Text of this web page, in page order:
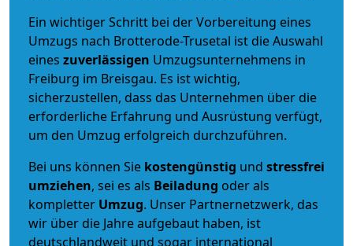
Ein wichtiger Schritt bei der Vorbereitung eines
Umzugs nach Brotterode-Trusetal ist die Auswahl
eines zuverlässigen Umzugsunternehmens in
Freiburg im Breisgau. Es ist wichtig,
sicherzustellen, dass das Unternehmen über die
erforderliche Erfahrung und Ausrüstung verfügt,
um den Umzug erfolgreich durchzuführen.
Bei uns können Sie kostengünstig und stressfrei
umziehen, sei es als Beiladung oder als
kompletter Umzug. Unser Partnernetzwerk, das
wir über die Jahre aufgebaut haben, ist
deutschlandweit und sogar international